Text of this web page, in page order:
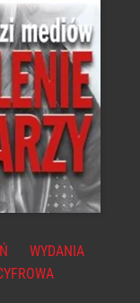
WYDANIA